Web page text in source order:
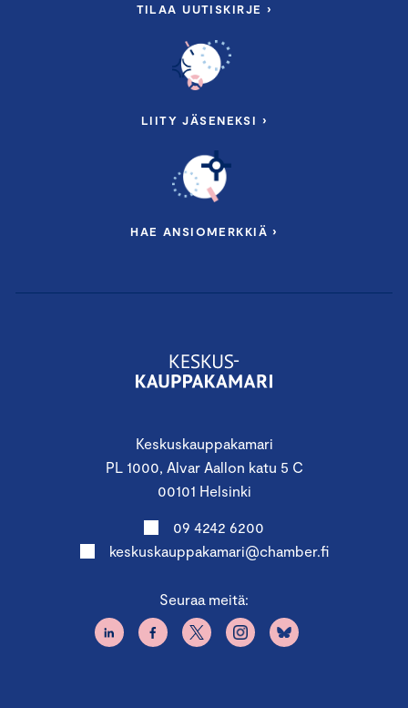
Keskuskauppakamari
PL 1000, Alvar Aallon katu 5 C
00101 Helsinki
09 4242 6200
keskuskauppakamari@chamber.fi
Seuraa meitä:
TILAA UUTISKIRJE ›
LIITY JÄSENEKSI ›
HAE ANSIOMERKKIÄ ›